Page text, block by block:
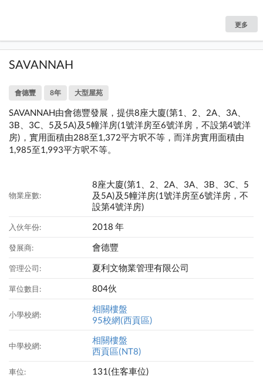
更多
SAVANNAH
會德豐 8年 大型屋苑
SAVANNAH由會德豐發展，提供8座大廈(第1、2、2A、3A、
3B、3C、5及5A)及5幢洋房(1號洋房至6號洋房，不設第4號洋
房)，實用面積由288至1,372平方呎不等，而洋房實用面積由
1,985至1,993平方呎不等。
物業座數:
8座大廈(第1、2、2A、3A、3B、3C、5
及5A)及5幢洋房(1號洋房至6號洋房，不
設第4號洋房)
入伙年份: 2018 年
發展商: 會德豐
管理公司: 夏利文物業管理有限公司
單位數目: 804伙
小學校網:
相關樓盤
95校網(西貢區)
中學校網:
相關樓盤
西貢區(NT8)
車位: 131(住客車位)